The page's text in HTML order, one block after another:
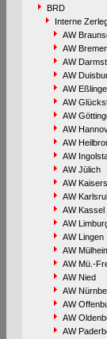
BRD
Interne
AW
AW
AW
AW
AW
AW
AW
AW
AW
AW
AW Jülich
AW
AW
AW Kassel
AW
AW Lingen
AW
AW Mü.-
AW Nied
AW
AW
AW
AW